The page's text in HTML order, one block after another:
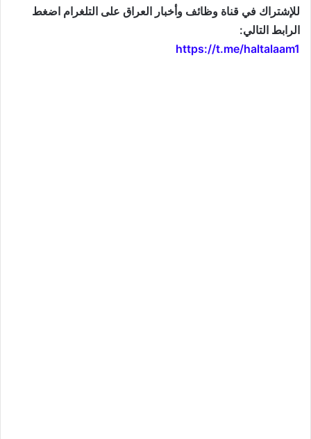
للإشتراك في قناة وظائف وأخبار العراق على التلغرام اضغط
الرابط التالي:
https://t.me/haltalaam1